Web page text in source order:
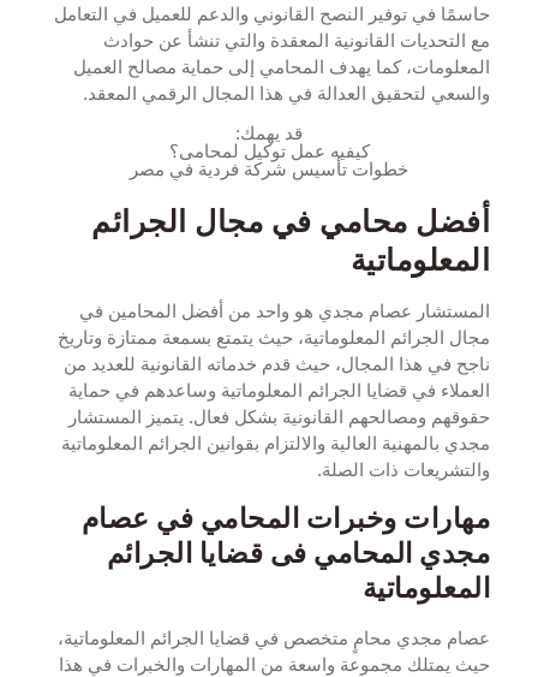
حاسمًا في توفير النصح القانوني والدعم للعميل في التعامل
مع التحديات القانونية المعقدة والتي تنشأ عن حوادث
المعلومات، كما يهدف المحامي إلى حماية مصالح العميل
والسعي لتحقيق العدالة في هذا المجال الرقمي المعقد.
قد يهمك:
كيفيه عمل توكيل لمحامى؟
خطوات تأسيس شركة فردية في مصر
أفضل محامي في مجال الجرائم
المعلوماتية
المستشار عصام مجدي هو واحد من أفضل المحامين في
مجال الجرائم المعلوماتية، حيث يتمتع بسمعة ممتازة وتاريخ
ناجح في هذا المجال، حيث قدم خدماته القانونية للعديد من
العملاء في قضايا الجرائم المعلوماتية وساعدهم في حماية
حقوقهم ومصالحهم القانونية بشكل فعال. يتميز المستشار
مجدي بالمهنية العالية والالتزام بقوانين الجرائم المعلوماتية
والتشريعات ذات الصلة.
مهارات وخبرات المحامي في عصام
مجدي المحامي فى قضايا الجرائم
المعلوماتية
عصام مجدي محامٍ متخصص في قضايا الجرائم المعلوماتية،
حيث يمتلك مجموعة واسعة من المهارات والخبرات في هذا